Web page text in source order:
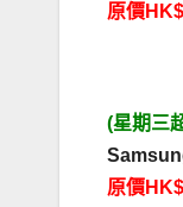
原價
(星期三
原價